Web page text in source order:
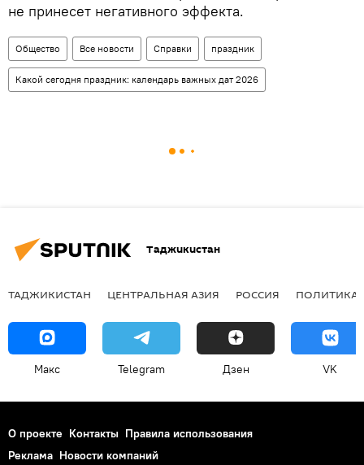
не принесет негативного эффекта.
Общество Все новости Справки праздник
Какой сегодня праздник: календарь важных дат 2026
Таджикистан
ТАДЖИКИСТАН ЦЕНТРАЛЬНАЯ АЗИЯ РОССИЯ ПОЛИТИКА
Макс Telegram Дзен VK
О проекте Контакты Правила использования
Реклама Новости компаний